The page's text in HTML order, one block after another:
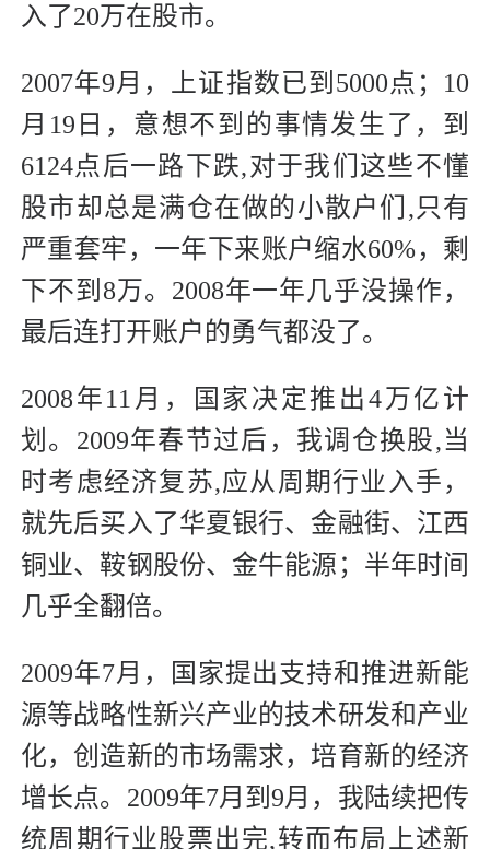
入了20万在股市。
2007年9月，上证指数已到5000点；10
月19日，意想不到的事情发生了，到
6124点后一路下跌,对于我们这些不懂
股市却总是满仓在做的小散户们,只有
严重套牢，一年下来账户缩水60%，剩
下不到8万。2008年一年几乎没操作，
最后连打开账户的勇气都没了。
2008年11月，国家决定推出4万亿计
划。2009年春节过后，我调仓换股,当
时考虑经济复苏,应从周期行业入手，
就先后买入了华夏银行、金融街、江西
铜业、鞍钢股份、金牛能源；半年时间
几乎全翻倍。
2009年7月，国家提出支持和推进新能
源等战略性新兴产业的技术研发和产业
化，创造新的市场需求，培育新的经济
增长点。2009年7月到9月，我陆续把传
统周期行业股票出完,转而布局上述新